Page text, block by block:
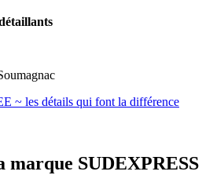
~ les détails qui font la différence
SUDEXPRESS